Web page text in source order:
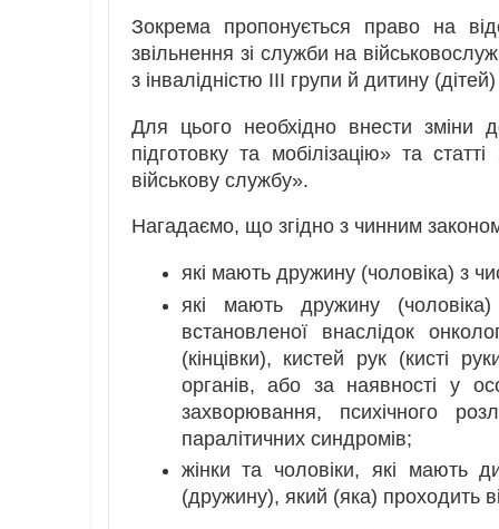
Зокрема пропонується право на
звільнення зі служби на
з інвалідністю III групи й дитину
Для цього необхідно внести зміни
підготовку та мобілізацію» та
військову службу».
Нагадаємо, що згідно з чинним
які мають дружину (чоловіка) з
які мають дружину
встановленої внаслідок
(кінцівки), кистей рук (кисті
органів, або за наявності у
захворювання, психічного
паралітичних синдромів;
жінки та чоловіки, які мають
(дружину), який (яка) проходить